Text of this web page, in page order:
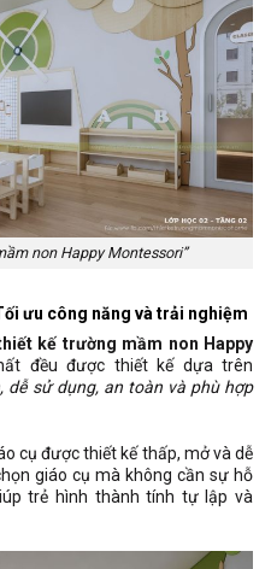
non Happy Montessori”
ưu công năng và trải nghiệm
kế trường mầm non Happy
đều được thiết kế dựa trên
dễ sử dụng, an toàn và phù hợp
cụ được thiết kế thấp, mở và dễ
giáo cụ mà không cần sự hỗ
trẻ hình thành tính tự lập và